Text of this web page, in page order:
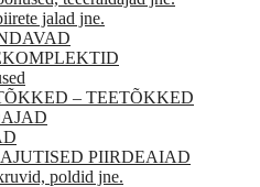
jalad jne.
– TEETÕKKED
PIIRDEAIAD
poldid jne.